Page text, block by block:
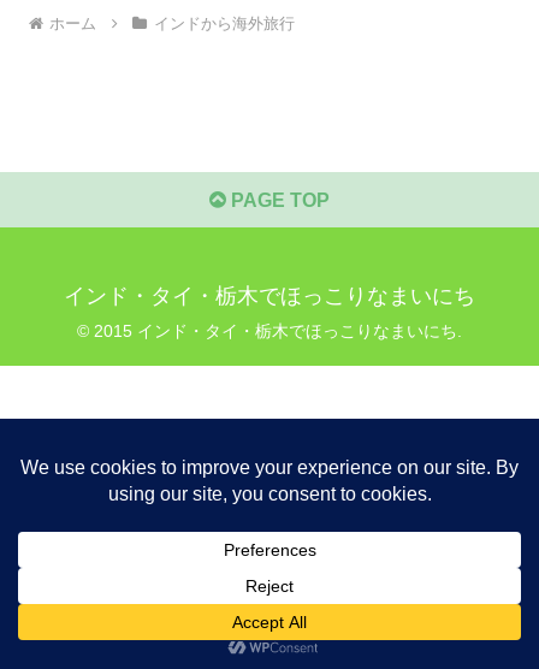
ホーム インドから海外旅行
PAGE TOP
インド・タイ・栃木でほっこりなまいにち
© 2015 インド・タイ・栃木でほっこりなまいにち.